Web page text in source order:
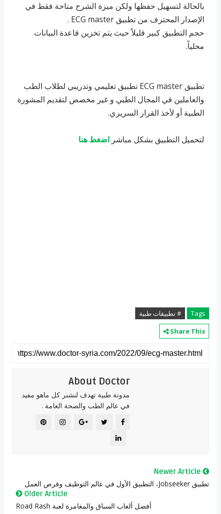
بالحالة لتسهيل حفظها ولكن ميزة الشرح متاحة فقط في
الإصدار المحترف من تطبيق ECG master .
حجم التطبيق كبير قليلاً حيث يتم تخزين قاعدة البيانات
محلياً.
تطبيق ECG master تطبيق تعليمي وتدريبي لطلاب الطب
والعاملين في المجال الطبي و غير مخصص لتقديم المشورة
الطبية أو لأخذ القرار السريري.
لتحميل التطبيق بشكل مباشر اضغط هنا
Tags
# تطبيقات طبية
Share This
About Doctor
مدونة طبية تهدف لنشنر كل ماهو مفيد
في عالم الطب والصحة العامة .
Newer Article
تطبيق Jobseeker، التطبيق الأول في عالم التوظيف وفرص العمل
Older Article
أفضل ألعاب السباق والمغامرة لعبة Road Rash